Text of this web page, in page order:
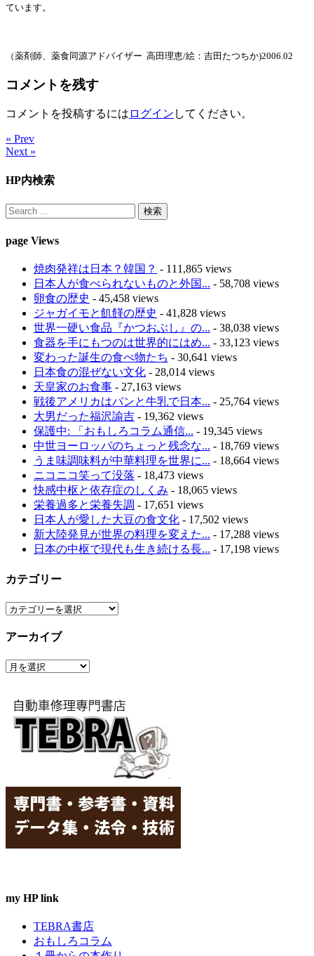
ています。
（薬剤師、薬食同源アドバイザー 高田理恵/絵：吉田たつちか)2006.02
コメントを残す
コメントを投稿するには ログイン してください。
« Prev
Next »
HP内検索
page Views
焼肉発祥は日本？韓国？ - 111,865 views
日本人が食べられないものと外国... - 58,708 views
卵食の歴史 - 45,458 views
ジャガイモと飢饉の歴史 - 41,828 views
世界一硬い食品『かつおぶし』の... - 38,038 views
食器を手にもつのは世界的にはめ... - 33,123 views
変わった誕生の食べ物たち - 30,641 views
日本食の混ぜない文化 - 28,014 views
天皇家のお食事 - 27,163 views
戦後アメリカはパンと牛乳で日本... - 25,764 views
大男だった福沢諭吉 - 19,362 views
保護中: 「おもしろコラム通信... - 19,345 views
中世ヨーロッパのちょっと残念な... - 18,769 views
うま味調味料が中華料理を世界に... - 18,664 views
ニコニコ笑って没落 - 18,473 views
快感中枢と依存症のしくみ - 18,065 views
栄養過多と栄養失調 - 17,651 views
日本人が愛した大豆の食文化 - 17,502 views
新大陸発見が世界の料理を変えた... - 17,288 views
日本の中枢で現代も生き続ける長... - 17,198 views
カテゴリー
カ
ゴ
ー
アーカイブ
ア
イ
ブ
my HP link
TEBRA書店
おもしろコラム